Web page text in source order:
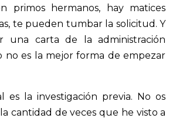
primos hermanos, hay matices
te pueden tumbar la solicitud. Y
una carta de la administración
no es la mejor forma de empezar
la investigación previa. No os
cantidad de veces que he visto a